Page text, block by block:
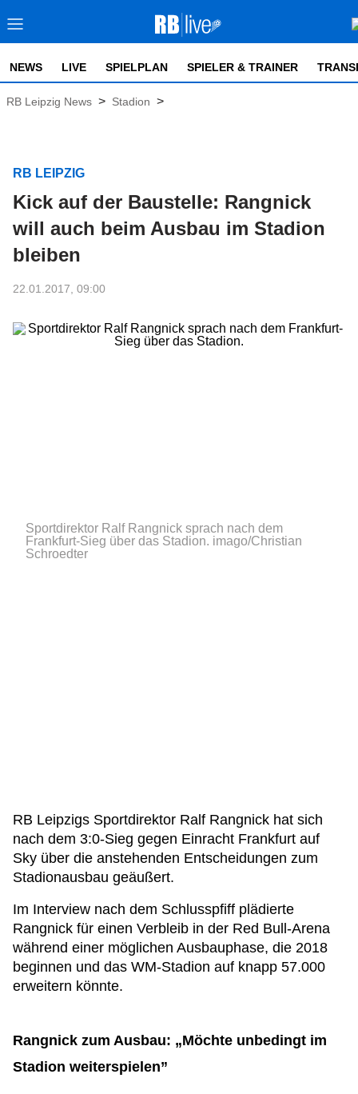
NEWS LIVE SPIELPLAN SPIELER & TRAINER
RB Leipzig News > Stadion >
RB LEIPZIG
Kick auf der Baustelle: Rangnick
will auch beim Ausbau im Stadion
bleiben
22.01.2017, 09:00
Sportdirektor Ralf Rangnick sprach nach dem
Frankfurt-Sieg über das Stadion. imago/Christian
Schroedter
RB Leipzigs Sportdirektor Ralf Rangnick hat sich
nach dem 3:0-Sieg gegen Einracht Frankfurt auf
Sky über die anstehenden Entscheidungen zum
Stadionausbau geäußert.
Im Interview nach dem Schlusspfiff plädierte
Rangnick für einen Verbleib in der Red Bull-Arena
während einer möglichen Ausbauphase, die 2018
beginnen und das WM-Stadion auf knapp 57.000
erweitern könnte.
Rangnick zum Ausbau: „Möchte unbedingt im
Stadion weiterspielen”